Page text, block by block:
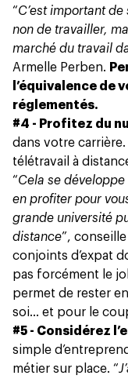
“C’est important
non de travailler,
marché du travail
Armelle Perben.
l’équivalence de
réglementés.
#4 - Profitez du
dans votre
télétravail à
“Cela se
en profiter pour
grande université
distance”,
conjoints d’expat
pas forcément le
permet de rester
soi… et pour le
#5 - Considérez
simple
métier sur place. “